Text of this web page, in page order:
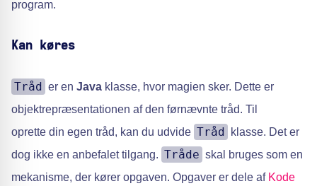
program.
Kan køres
Tråd er en Java klasse, hvor magien sker. Dette er
objektrepræsentationen af den førnævnte tråd. Til
oprette din egen tråd, kan du udvide Tråd
klasse. Det er
dog ikke en anbefalet tilgang. Tråde skal bruges som en
mekanisme, der kører opgaven. Opgaver er dele af Kode